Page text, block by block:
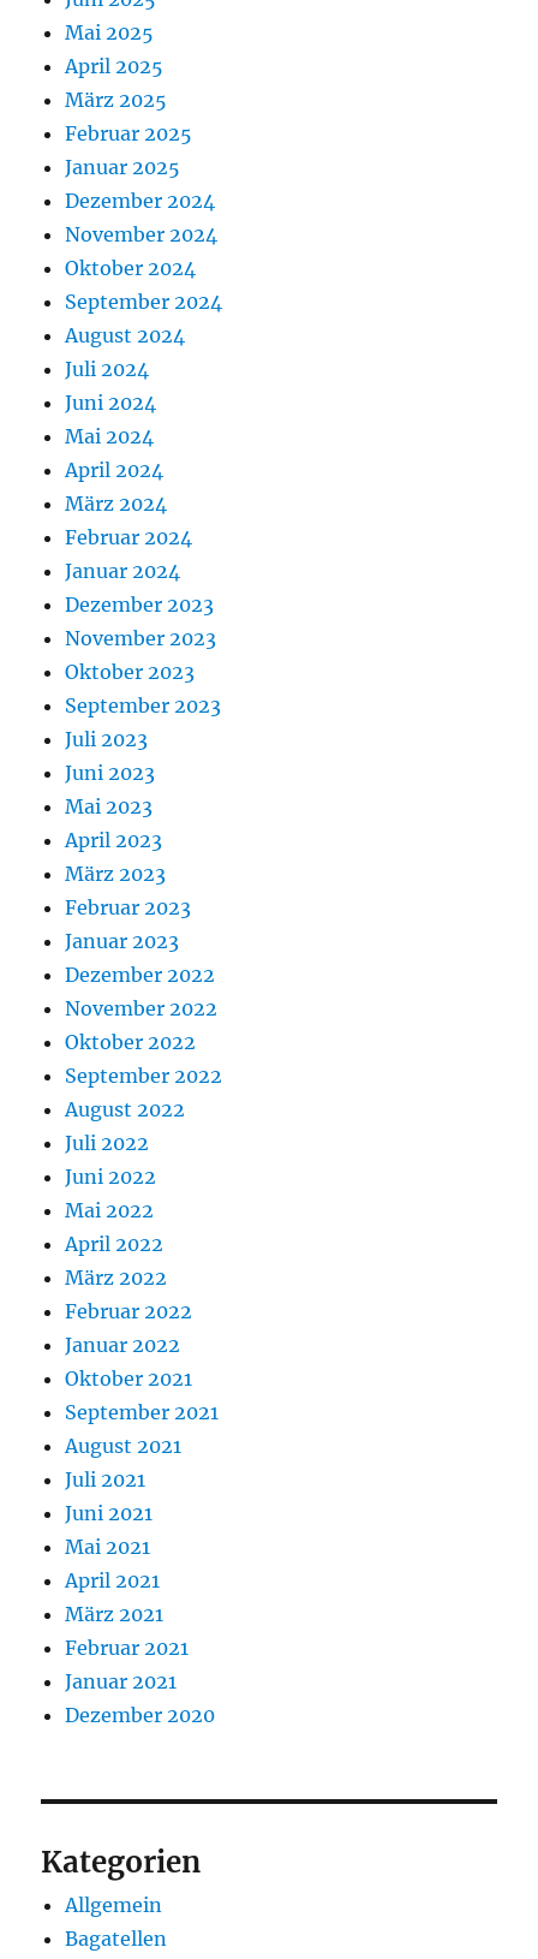
Mai 2025
April 2025
März 2025
Februar 2025
Januar 2025
Dezember 2024
November 2024
Oktober 2024
September 2024
August 2024
Juli 2024
Juni 2024
Mai 2024
April 2024
März 2024
Februar 2024
Januar 2024
Dezember 2023
November 2023
Oktober 2023
September 2023
Juli 2023
Juni 2023
Mai 2023
April 2023
März 2023
Februar 2023
Januar 2023
Dezember 2022
November 2022
Oktober 2022
September 2022
August 2022
Juli 2022
Juni 2022
Mai 2022
April 2022
März 2022
Februar 2022
Januar 2022
Oktober 2021
September 2021
August 2021
Juli 2021
Juni 2021
Mai 2021
April 2021
März 2021
Februar 2021
Januar 2021
Dezember 2020
Kategorien
Allgemein
Bagatellen